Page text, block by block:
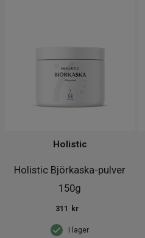
Holistic Björkaska-pulver
150g
Holistic
I lager
311 kr